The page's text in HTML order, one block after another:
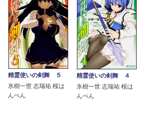
精霊使いの剣舞 ５
氷樹一世 志瑞祐 桜は
んぺん
精霊使いの剣舞 ４
氷樹一世 志瑞祐 桜は
んぺん